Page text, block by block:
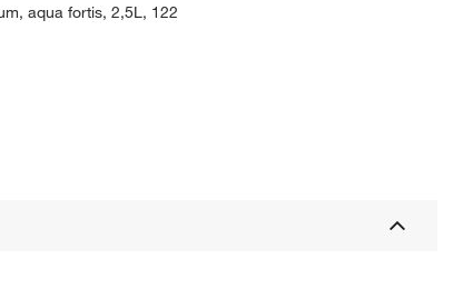
aqua fortis, 2,5L, 122